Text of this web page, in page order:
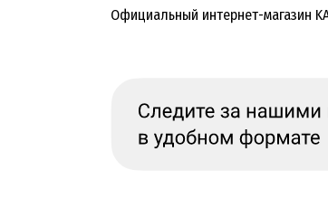
Официальный интернет-магазин